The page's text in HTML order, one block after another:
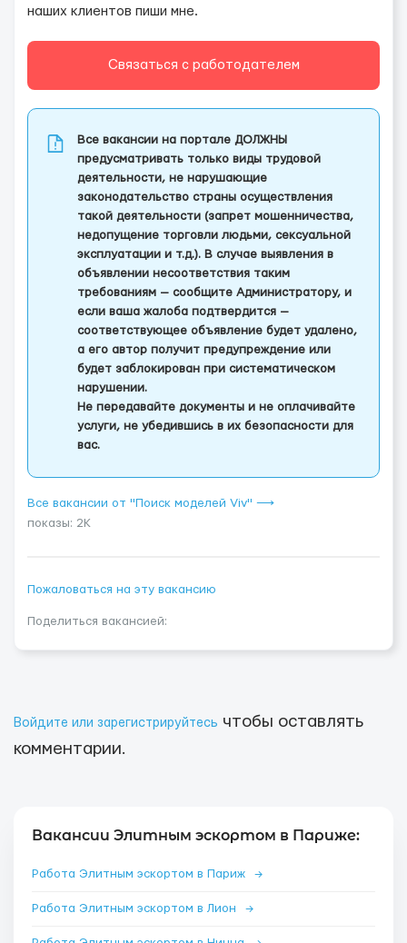
наших клиентов пиши мне.
Связаться с работодателем
Все вакансии на портале ДОЛЖНЫ
предусматривать только виды трудовой
деятельности, не нарушающие
законодательство страны осуществления
такой деятельности (запрет мошенничества,
недопущение торговли людьми, сексуальной
эксплуатации и т.д.). В случае выявления в
объявлении несоответствия таким
требованиям — сообщите Администратору, и
если ваша жалоба подтвердится —
соответствующее объявление будет удалено,
а его автор получит предупреждение или
будет заблокирован при систематическом
нарушении.
Не передавайте документы и не оплачивайте
услуги, не убедившись в их безопасности для
вас.
Все вакансии от "Поиск моделей Viv" ⟶
показы: 2K
Пожаловаться на эту вакансию
Поделиться вакансией:
Войдите или зарегистрируйтесь чтобы оставлять
комментарии.
Вакансии Элитным эскортом в Париже:
Работа Элитным эскортом в Париж →
Работа Элитным эскортом в Лион →